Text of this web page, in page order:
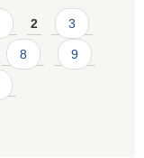
2 3
8 9